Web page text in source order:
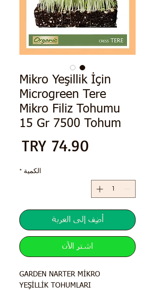
Mikro Yeşillik İçin
Microgreen Tere
Mikro Filiz Tohumu
15 Gr 7500 Tohum
الكمية *
أضِف إلى العربة
اشترِ الآن
GARDEN NARTER MİKRO
YEŞİLLİK TOHUMLARI